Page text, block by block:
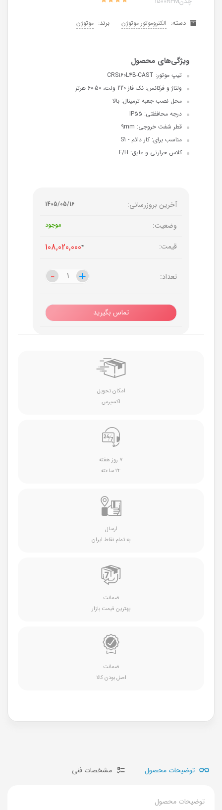
دسته: الکتروموتور موتوژن برند: موتوژن
تیپ موتور: CRS160L4B-CAST
ولتاژ و فرکانس: نک فاز 220 ولت، 50-60 هرتز
محل نصب جعبه ترمینال: بالا
درجه محافظتی: IP55
قطر شفت خروجی: 9mm
مناسب برای: کار دائم - S1
کلاس حرارتی و عایق: F/H
آخرین بروزرسانی: 1405/05/16
وضعیت: موجود
قیمت: 108,020,0000
تعداد: +
- +
-
تماس بگیرید
امکان تحویل
اکسپرس
۷ روز هفته
۲۴ ساعته
ارسال
به تمام نقاط ایران
ضمانت
بهترین قیمت بازار
ضمانت
اصل بودن کالا
توضیحات محصول مشخصات فنی
توضیحات محصول